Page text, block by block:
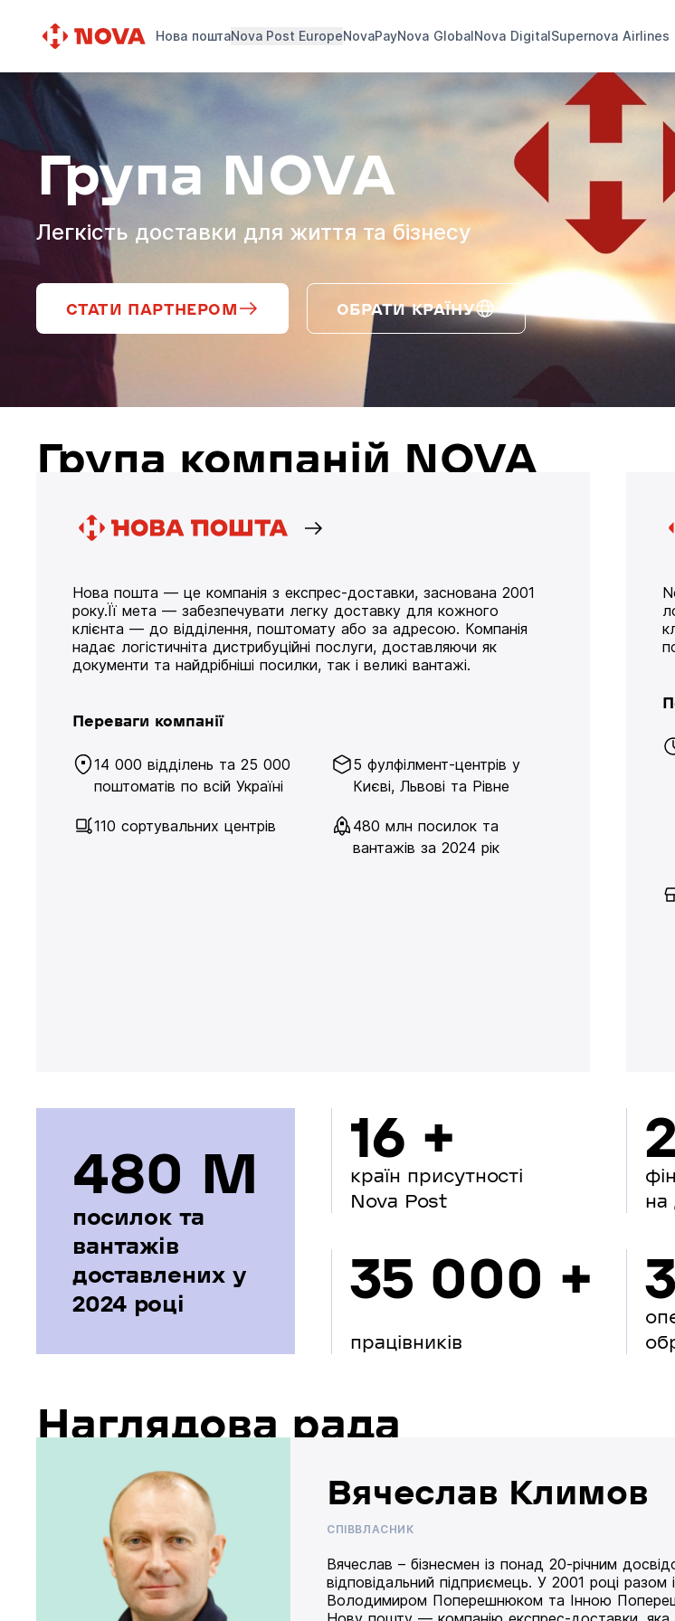
Нова поштаNova Post EuropeNovaPayNova GlobalNova DigitalSupernova Airlines
Група NOVA
Легкість доставки для життя та бізнесу
СТАТИ ПАРТНЕРОМ ОБРАТИ КРАЇНУ
Група компаній NOVA
Нова пошта — це компанія з експрес-доставки, заснована 2001
року.Її мета — забезпечувати легку доставку для кожного
клієнта — до відділення, поштомату або за адресою. Компанія
надає логістичніта дистрибуційні послуги, доставляючи як
документи та найдрібніші посилки, так і великі вантажі.
Переваги компанії
14 000 відділень та 25 000
поштоматів по всій Україні
5 фулфілмент-центрів у
Києві, Львові та Рівне
110 сортувальних центрів
480 млн посилок та
вантажів за 2024 рік
480 М
посилок та
вантажів
доставлених у
2024 році
16 +
країн присутності
Nova Post
35 000 +
працівників
на
Наглядова рада
Вячеслав Климов
СПІВВЛАСНИК
Вячеслав – бізнесмен із понад 20-річним
відповідальний підприємець. У 2001 році разом
Володимиром Поперешнюком та Інною